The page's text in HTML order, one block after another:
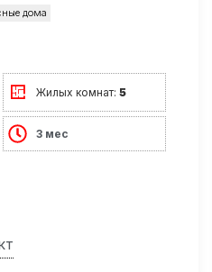
дома
Жилых комнат:5
3 мес